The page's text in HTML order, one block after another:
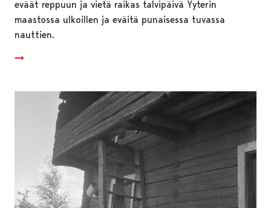
eväät reppuun ja vietä raikas talvipäivä Yyterin
maastossa ulkoillen ja eväitä punaisessa tuvassa
nauttien.